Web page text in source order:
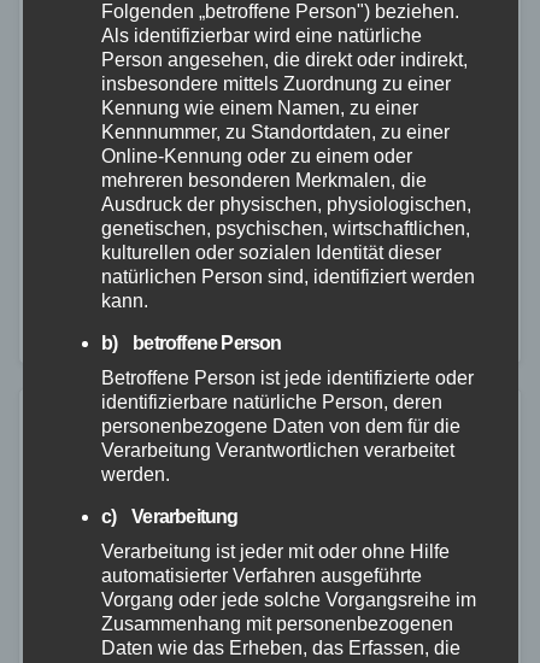
Seniorin von eigenem Auto
verletzt – Nachbarn reagieren
schnell
28. NOV. 2025
Am 27.11.2025, gegen 16:30 Uhr, kam es im Ortsteil
Langenbach bei Niederfischbach zu einem
tragischen Unfall. Eine 79-jährige Frau wollte ihren
eigenen PKW in der Garage verschieben. Dabei
setzte sich…
Folgenden „betroffene Person") beziehen.
Als identifizierbar wird eine natürliche
Person angesehen, die direkt oder indirekt,
insbesondere mittels Zuordnung zu einer
Kennung wie einem Namen, zu einer
Kennnummer, zu Standortdaten, zu einer
Online-Kennung oder zu einem oder
mehreren besonderen Merkmalen, die
Ausdruck der physischen, physiologischen,
genetischen, psychischen, wirtschaftlichen,
kulturellen oder sozialen Identität dieser
natürlichen Person sind, identifiziert werden
kann.
b) betroffene Person
Betroffene Person ist jede identifizierte oder
identifizierbare natürliche Person, deren
personenbezogene Daten von dem für die
Verarbeitung Verantwortlichen verarbeitet
werden.
c) Verarbeitung
Verarbeitung ist jeder mit oder ohne Hilfe
automatisierter Verfahren ausgeführte
Vorgang oder jede solche Vorgangsreihe im
Zusammenhang mit personenbezogenen
Daten wie das Erheben, das Erfassen, die